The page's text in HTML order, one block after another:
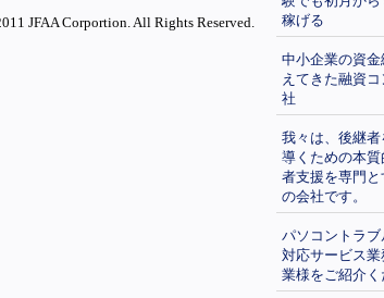
JFAA Corportion. All Rights Reserved.
稼げる
中小企業の資金
えてきた融資
社
我々は、後継者
導くための本
者支援を専門
の会社です。
パソコントラブ
対応サービス
業様をご紹介く